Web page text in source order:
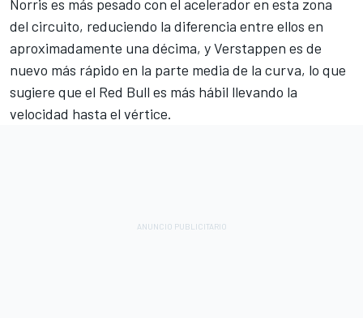
Norris es más pesado con el acelerador en esta zona
del circuito, reduciendo la diferencia entre ellos en
aproximadamente una décima, y Verstappen es de
nuevo más rápido en la parte media de la curva, lo que
sugiere que el Red Bull es más hábil llevando la
velocidad hasta el vértice.